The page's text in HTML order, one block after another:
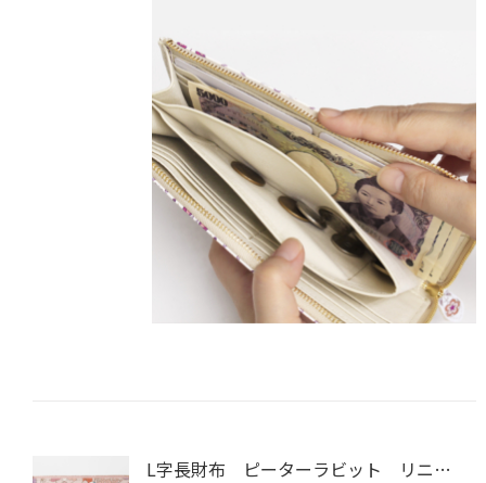
L字長財布 ピーターラビット リニアメドウ